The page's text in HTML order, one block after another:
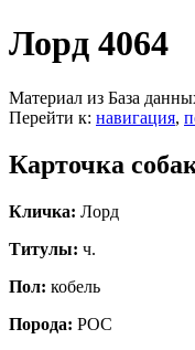
Лорд 4064
Материал из База
Перейти к: навигация,
Карточка
Кличка: Лорд
Титулы: ч.
Пол: кобель
Порода: РОС